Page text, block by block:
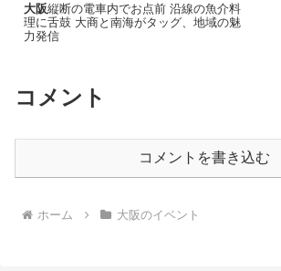
大阪縦断の電車内でお点前 沿線の魚介料
理に舌鼓 大商と南海がタッグ、地域の魅
力発信
コメント
コメントを書き込む
ホーム 大阪のイベント